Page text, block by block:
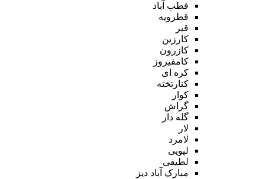
قطب آباد
قطرویه
قیر
کارزین
کازرون
کامفیروز
کره ای
کنارتخته
کوار
گراش
گله دار
لار
لامرد
لپویی
لطیفی
مبارک آباد دیز